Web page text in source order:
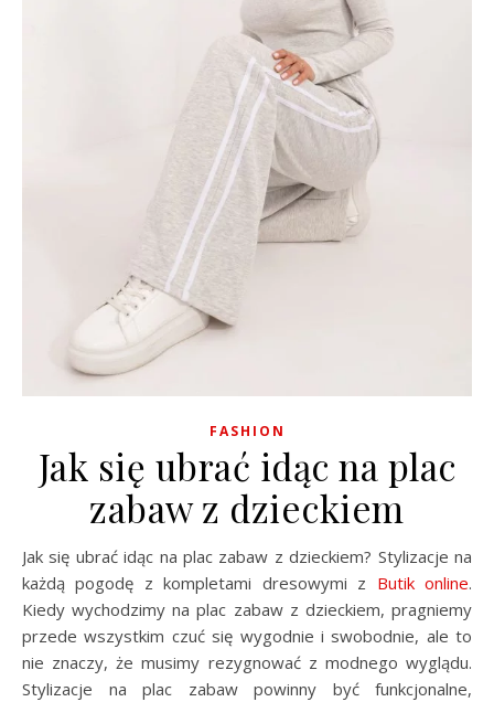
FASHION
Jak się ubrać idąc na plac
zabaw z dzieckiem
Jak się ubrać idąc na plac zabaw z dzieckiem? Stylizacje na
każdą pogodę z kompletami dresowymi z Butik online.
Kiedy wychodzimy na plac zabaw z dzieckiem, pragniemy
przede wszystkim czuć się wygodnie i swobodnie, ale to
nie znaczy, że musimy rezygnować z modnego wyglądu.
Stylizacje na plac zabaw powinny być funkcjonalne,